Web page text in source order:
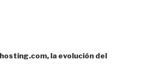
la evolución del